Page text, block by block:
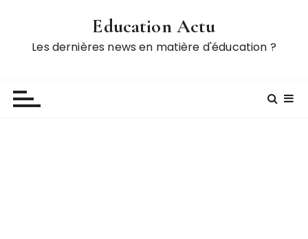
Education Actu
Les dernières news en matière d'éducation ?